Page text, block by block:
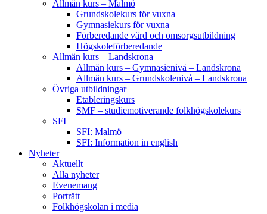
Allmän kurs – Malmö
Grundskolekurs för vuxna
Gymnasiekurs för vuxna
Förberedande vård och omsorgsutbildning
Högskoleförberedande
Allmän kurs – Landskrona
Allmän kurs – Gymnasienivå – Landskrona
Allmän kurs – Grundskolenivå – Landskrona
Övriga utbildningar
Etableringskurs
SMF – studiemotiverande folkhögskolekurs
SFI
SFI: Malmö
SFI: Information in english
Nyheter
Aktuellt
Alla nyheter
Evenemang
Porträtt
Folkhögskolan i media